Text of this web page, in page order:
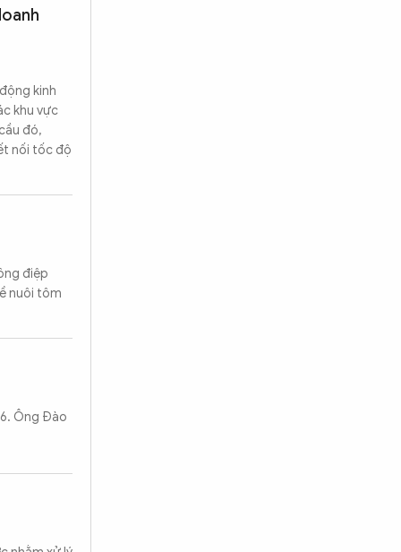
kinh
khu vực
đó,
nối tốc độ
điệp
nuôi tôm
Ông Đào